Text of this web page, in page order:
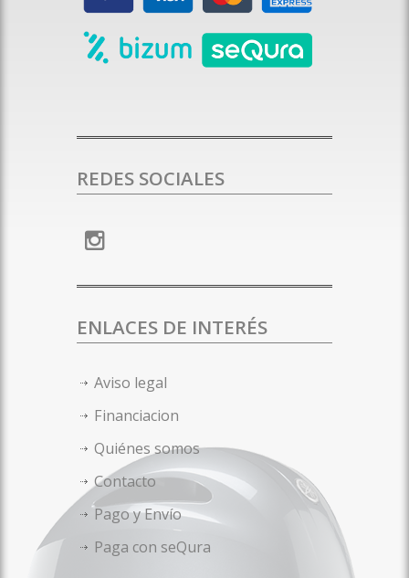
REDES SOCIALES
ENLACES DE INTERÉS
Aviso legal
Financiacion
Quiénes somos
Contacto
Pago y Envío
Paga con seQura